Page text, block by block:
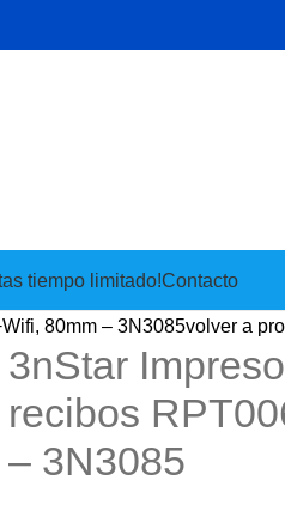
tiempo limitado!Contacto
80mm – 3N3085volver a
3nStar
recibos
– 3N3085